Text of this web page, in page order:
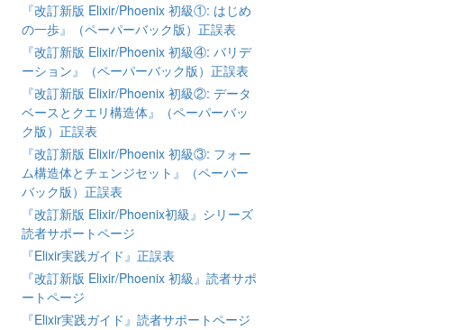
『改訂新版 Elixir/Phoenix 初級①: はじめ
の一歩』（ペーパーバック版）正誤表
『改訂新版 Elixir/Phoenix 初級④: バリデ
ーション』（ペーパーバック版）正誤表
『改訂新版 Elixir/Phoenix 初級②: データ
ベースとクエリ構造体』（ペーパーバッ
ク版）正誤表
『改訂新版 Elixir/Phoenix 初級③: フォー
ム構造体とチェンジセット』（ペーパー
バック版）正誤表
『改訂新版 Elixir/Phoenix初級』シリーズ
読者サポートページ
『Elixir実践ガイド』正誤表
『改訂新版 Elixir/Phoenix 初級』読者サポ
ートページ
『Elixir実践ガイド』読者サポートページ